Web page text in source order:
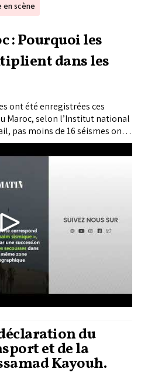
en scène
: Pourquoi les
dans les
ont été enregistrées ces
Maroc, selon l’Institut national
pas moins de 16 séismes ont
jours dans les régions du
ont observé une hausse
du
et de la
Kayouh.